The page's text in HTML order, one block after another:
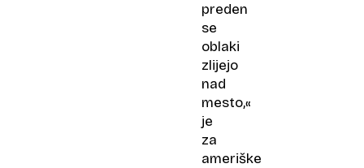
preden
se
oblaki
zlijejo
nad
mesto,«
je
za
ameriške